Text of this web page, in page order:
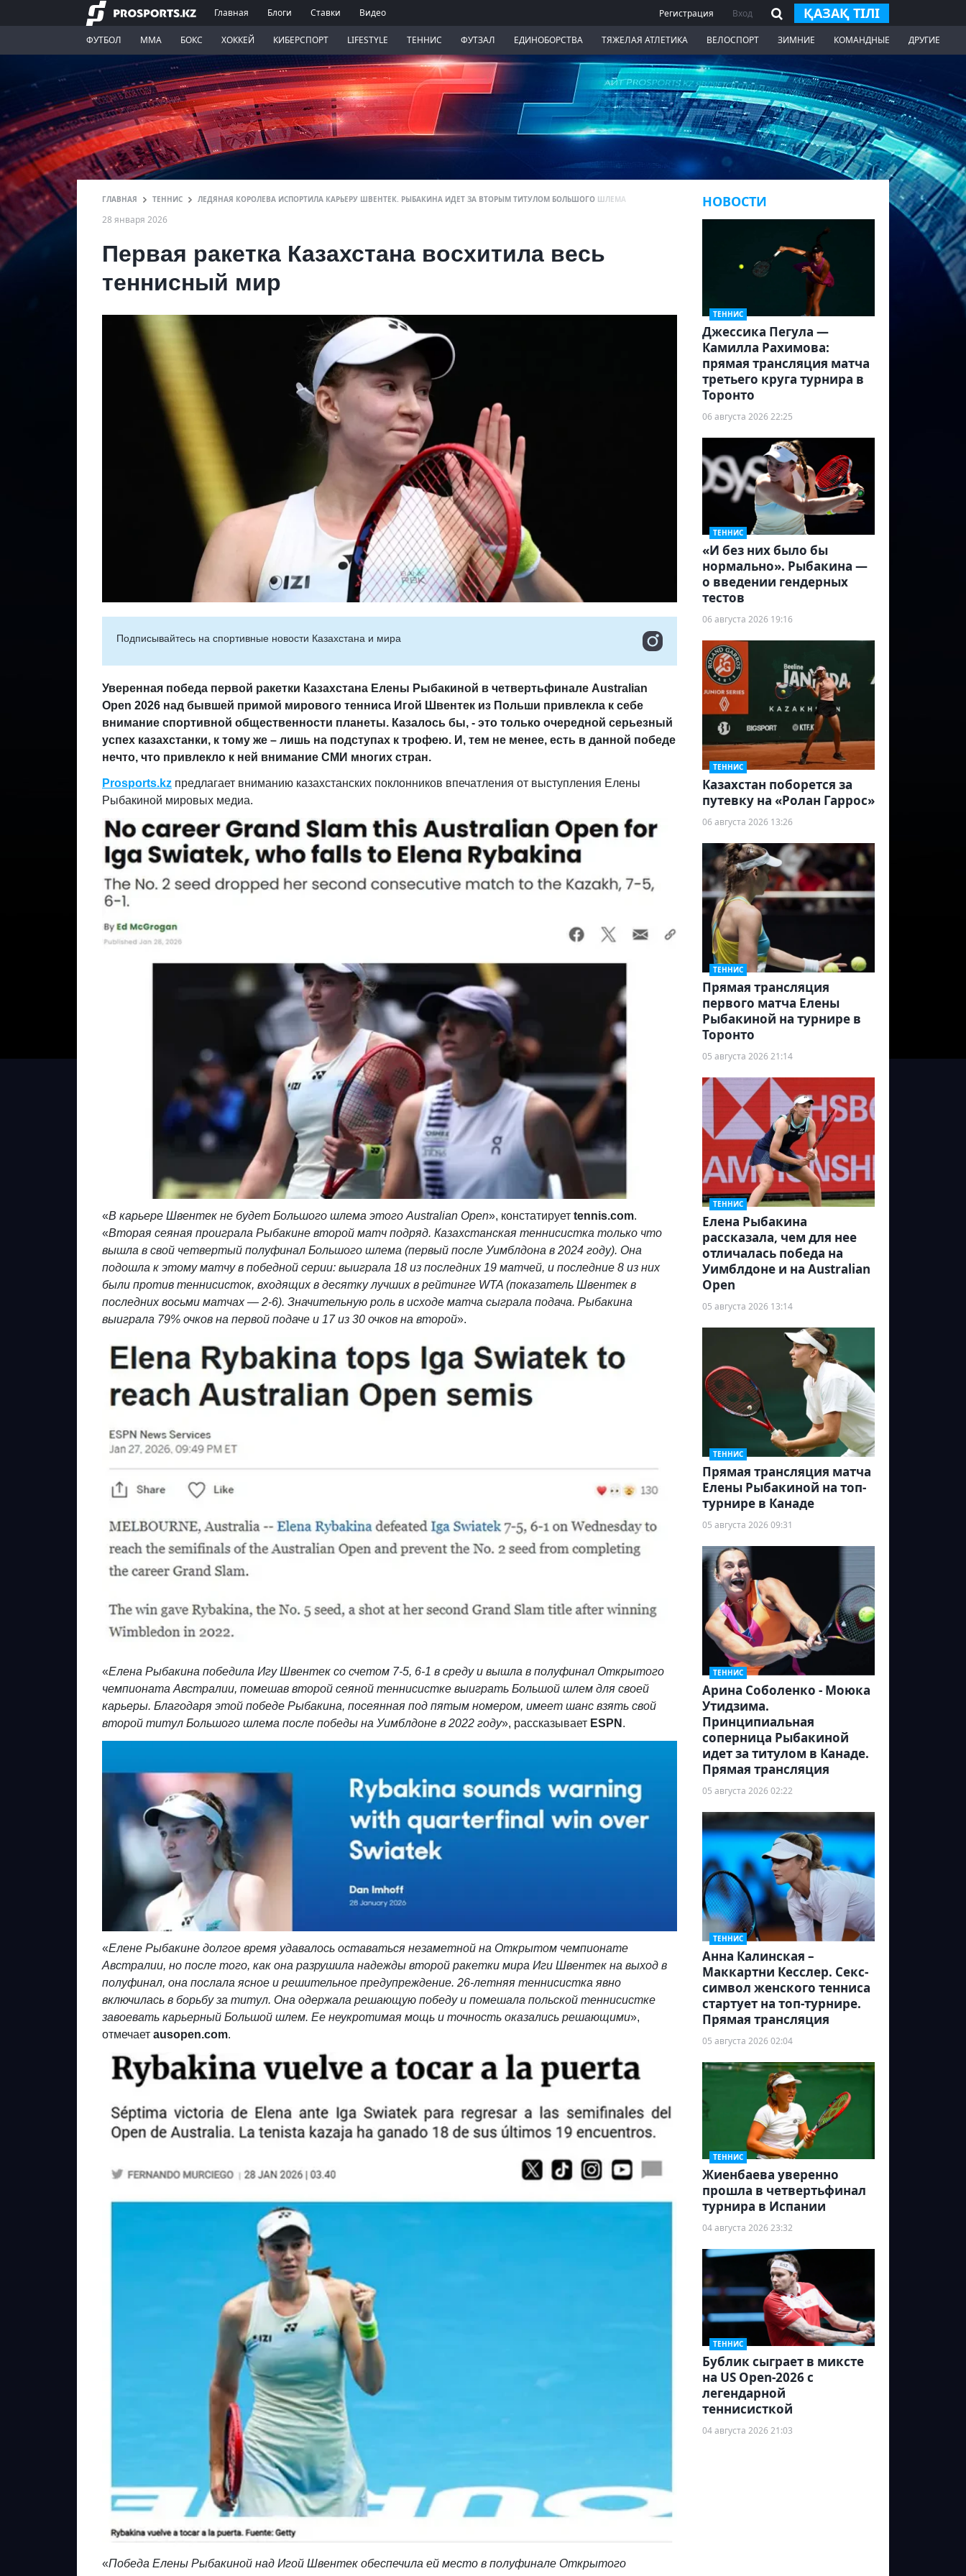
Главная Блоги Ставки Видео Регистрация Вход ҚАЗАҚ ТІЛІ
ФУТБОЛ ММА БОКС ХОККЕЙ КИБЕРСПОРТ LIFESTYLE ТЕННИС ФУТЗАЛ ЕДИНОБОРСТВА ТЯЖЕЛАЯ АТЛЕТИКА ВЕЛОСПОРТ ЗИМНИЕ КОМАНДНЫЕ ДРУГИЕ
ГЛАВНАЯ ТЕННИС ЛЕДЯНАЯ КОРОЛЕВА ИСПОРТИЛА КАРЬЕРУ ШВЕНТЕК. РЫБАКИНА ИДЕТ ЗА ВТОРЫМ ТИТУЛОМ БОЛЬШОГО ШЛЕМА
28 января 2026
Первая ракетка Казахстана восхитила весь
теннисный мир
Подписывайтесь на cпортивные новости Казахстана и мира
Уверенная победа первой ракетки Казахстана Елены Рыбакиной в четвертьфинале Australian
Open 2026 над бывшей примой мирового тенниса Игой Швентек из Польши привлекла к себе
внимание спортивной общественности планеты. Казалось бы, - это только очередной серьезный
успех казахстанки, к тому же – лишь на подступах к трофею. И, тем не менее, есть в данной победе
нечто, что привлекло к ней внимание СМИ многих стран.
Prosports.kz предлагает вниманию казахстанских поклонников впечатления от выступления Елены
Рыбакиной мировых медиа.
«В карьере Швентек не будет Большого шлема этого Australian Open», констатирует tennis.com.
«Вторая сеяная проиграла Рыбакине второй матч подряд. Казахстанская теннисистка только что
вышла в свой четвертый полуфинал Большого шлема (первый после Уимблдона в 2024 году). Она
подошла к этому матчу в победной серии: выиграла 18 из последних 19 матчей, и последние 8 из них
были против теннисисток, входящих в десятку лучших в рейтинге WTA (показатель Швентек в
последних восьми матчах — 2-6). Значительную роль в исходе матча сыграла подача. Рыбакина
выиграла 79% очков на первой подаче и 17 из 30 очков на второй».
«Елена Рыбакина победила Игу Швентек со счетом 7-5, 6-1 в среду и вышла в полуфинал Открытого
чемпионата Австралии, помешав второй сеяной теннисистке выиграть Большой шлем для своей
карьеры. Благодаря этой победе Рыбакина, посеянная под пятым номером, имеет шанс взять свой
второй титул Большого шлема после победы на Уимблдоне в 2022 году», рассказывает ESPN .
«Елене Рыбакине долгое время удавалось оставаться незаметной на Открытом чемпионате
Австралии, но после того, как она разрушила надежды второй ракетки мира Иги Швентек на выход в
полуфинал, она послала ясное и решительное предупреждение. 26-летняя теннисистка явно
включилась в борьбу за титул. Она одержала решающую победу и помешала польской теннисистке
завоевать карьерный Большой шлем. Ее неукротимая мощь и точность оказались решающими»,
отмечает ausopen.com.
«Победа Елены Рыбакиной над Игой Швентек обеспечила ей место в полуфинале Открытого
НОВОСТИ
ТЕННИС
Джессика Пегула —
Камилла Рахимова:
прямая трансляция матча
третьего круга турнира в
Торонто
06 августа 2026 22:25
ТЕННИС
«И без них было бы
нормально». Рыбакина —
о введении гендерных
тестов
06 августа 2026 19:16
ТЕННИС
Казахстан поборется за
путевку на «Ролан Гаррос»
06 августа 2026 13:26
ТЕННИС
Прямая трансляция
первого матча Елены
Рыбакиной на турнире в
Торонто
05 августа 2026 21:14
ТЕННИС
Елена Рыбакина
рассказала, чем для нее
отличалась победа на
Уимблдоне и на Australian
Open
05 августа 2026 13:14
ТЕННИС
Прямая трансляция матча
Елены Рыбакиной на топ-
турнире в Канаде
05 августа 2026 09:31
ТЕННИС
Арина Соболенко - Моюка
Утидзима.
Принципиальная
соперница Рыбакиной
идет за титулом в Канаде.
Прямая трансляция
05 августа 2026 02:22
ТЕННИС
Анна Калинская –
Маккартни Кесслер. Секс-
символ женского тенниса
стартует на топ-турнире.
Прямая трансляция
05 августа 2026 02:04
ТЕННИС
Жиенбаева уверенно
прошла в четвертьфинал
турнира в Испании
04 августа 2026 23:32
ТЕННИС
Бублик сыграет в миксте
на US Open-2026 с
легендарной
теннисисткой
04 августа 2026 21:03